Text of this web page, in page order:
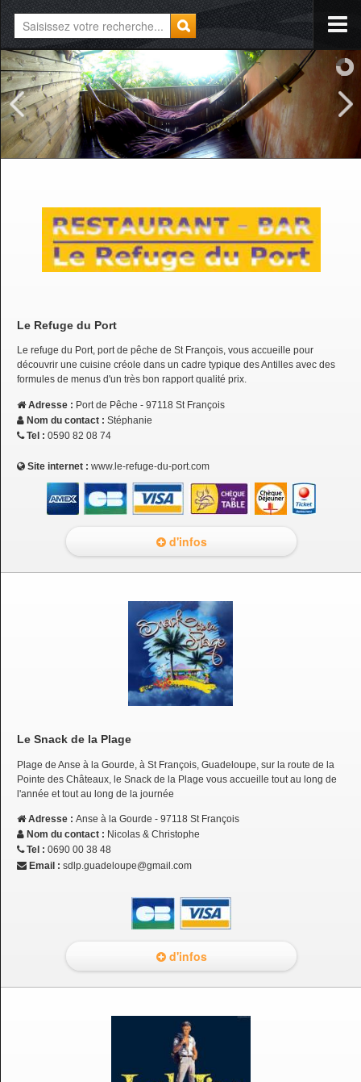
Le Refuge du Port
Le refuge du Port, port de pêche de St François, vous accueille pour
découvrir une cuisine créole dans un cadre typique des Antilles avec des
formules de menus d'un très bon rapport qualité prix.
Adresse : Port de Pêche - 97118 St François
Nom du contact : Stéphanie
Tel : 0590 82 08 74
Site internet : www.le-refuge-du-port.com
d'infos
Le Snack de la Plage
Plage de Anse à la Gourde, à St François, Guadeloupe, sur la route de la
Pointe des Châteaux, le Snack de la Plage vous accueille tout au long de
l'année et tout au long de la journée
Adresse : Anse à la Gourde - 97118 St François
Nom du contact : Nicolas & Christophe
Tel : 0690 00 38 48
Email : sdlp.guadeloupe@gmail.com
d'infos